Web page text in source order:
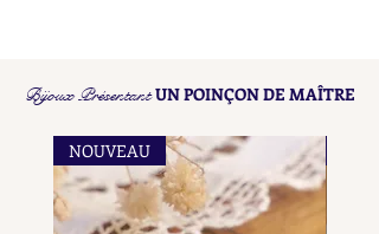
Bijoux PrésentantUN POINÇON DE MAÎTRE
NOUVEAU